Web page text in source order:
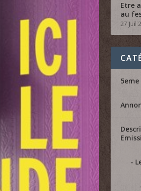
Etre
au
27 Juil